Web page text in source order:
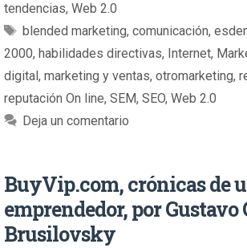
tendencias, Web 2.0
blended marketing, comunicación,
2000, habilidades directivas, Internet,
digital, marketing y ventas, otromarketing,
reputación On line, SEM, SEO, Web 2.0
Deja un comentario
BuyVip.com, crónicas de
emprendedor, por Gustavo
Brusilovsky